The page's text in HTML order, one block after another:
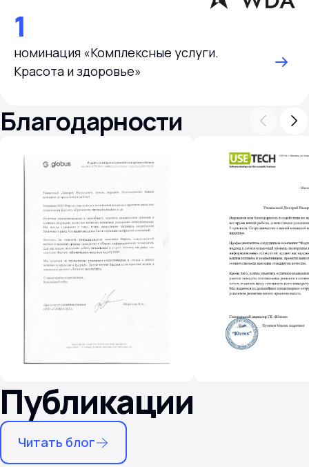
1
номинация «Комплексные услуги.
Красота и здоровье»
Благодарности
Публикации
Читать блог